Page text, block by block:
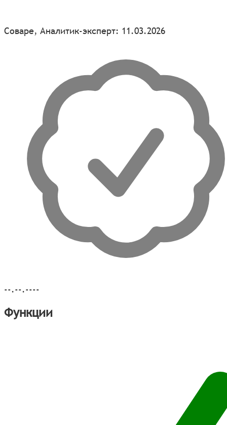
Соваре, Аналитик-эксперт: 11.03.2026
--.--.----
Функции